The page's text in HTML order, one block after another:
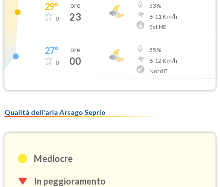
29°
0
ore
23
53%
6-11 Km/h
Est NE
27°
0
ore
00
55%
6-12 Km/h
Nord E
Qualità dell'aria Arsago Seprio
Mediocre
In peggioramento